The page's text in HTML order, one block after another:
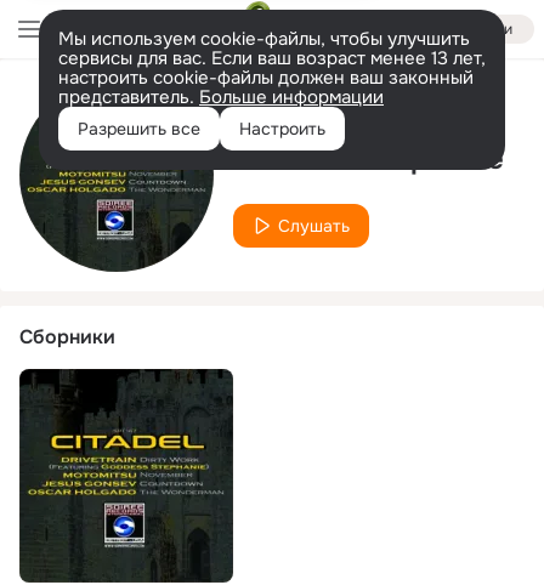
Войти
Мы используем cookie-файлы, чтобы улучшить
сервисы для вас. Если ваш возраст менее 13 лет,
настроить cookie-файлы должен ваш законный
представитель. Больше информации
Разрешить все Настроить
Исполнитель
Goddess Stephanie
Слушать
Сборники